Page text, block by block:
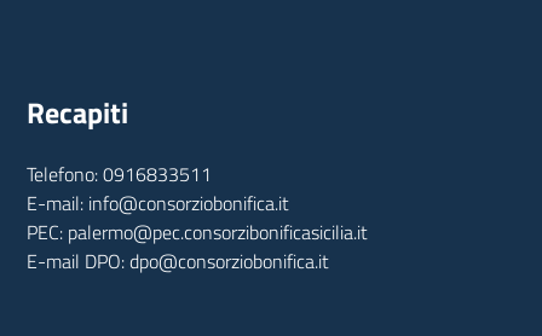
Recapiti
Telefono: 0916833511
E-mail: info@consorziobonifica.it
PEC: palermo@pec.consorzibonificasicilia.it
E-mail DPO: dpo@consorziobonifica.it